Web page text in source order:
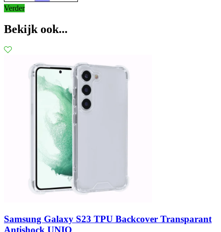
Verder
Bekijk ook...
Samsung Galaxy S23 TPU Backcover Transparant
Antishock UNIQ